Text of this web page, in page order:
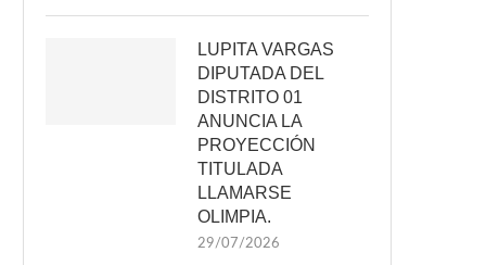
LUPITA VARGAS
DIPUTADA DEL
DISTRITO 01
ANUNCIA LA
PROYECCIÓN
TITULADA
LLAMARSE
OLIMPIA.
29/07/2026